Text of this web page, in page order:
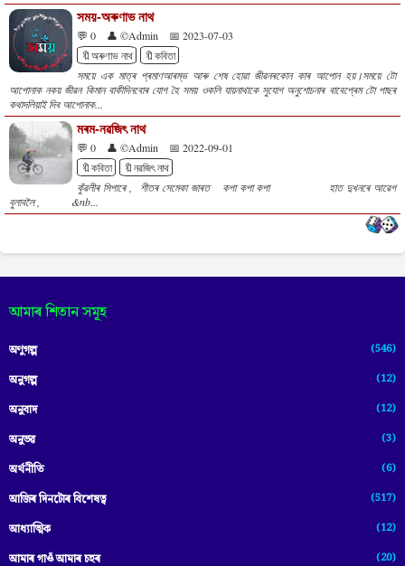
সময়-অৰুণাভ নাথ
💬 0 👤 ©Admin
📅 2023-07-03
🔖অৰুণাভ নাথ
🔖কবিতা
সময়ে এক মাত্ৰ প্ৰমাণআৰম্ভ আৰু শেষ হোৱা জীৱনৰকোন কাৰ আপোন হয়।সময়ে টো
আপোনাক নকয় জীৱন কিমান বাকীদিনবোৰ যোগ হৈ সময় ওকলি যায়নাথাকে সুযোগ অনুশোচনাৰ বাবেপ্ৰেম টো পাছৰ
কথাদলিয়াই দিব আপোনাক...
মৰম-নৱজিৎ নাথ
💬 0 👤 ©Admin
📅 2022-09-01
🔖কবিতা
🔖নৱজিৎ নাথ
কুঁৱলীৰ সিপাৰে , শীতৰ সেমেকা জাৰত ‌‌ কপা কপা কপা হাত দুখনৰে আৱেগ
বুলাবলৈ , &nb...
আমাৰ শিতান সমূহ
অণুগল্প (546)
অনুগল্প (12)
অনুবাদ (12)
অনুভৱ (3)
অৰ্থনীতি (6)
আজিৰ দিনটোৰ বিশেষত্ব (517)
আধ্যাত্মিক (12)
আমাৰ গাওঁ আমাৰ চহৰ (20)